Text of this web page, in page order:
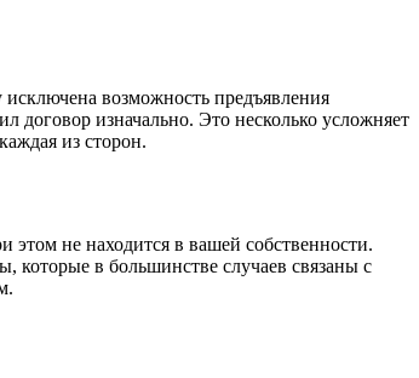
возможность предъявления
договор изначально. Это несколько усложняет
из сторон.
этом не находится в вашей собственности.
которые в большинстве случаев связаны с